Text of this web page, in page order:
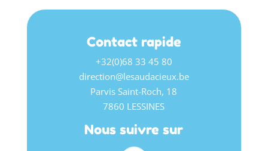
Contact rapide
+32(0)68 33 45 80
direction@lesaudacieux.be
Parvis Saint-Roch, 18
7860 LESSINES
Nous suivre sur